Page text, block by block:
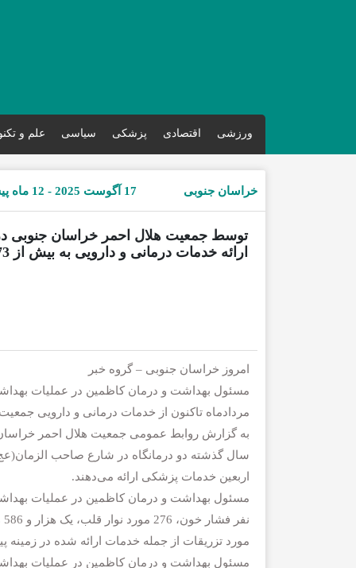
ورزشی اقتصادی پزشکی سیاسی علم و
خراسان جنوبی 17 آگوست 2025 - 12 ماه پیش
توسط جمعیت هلال احمر خراسان جنوبی
ارائه خدمات درمانی و دارویی به بیش از 73 هزار زائر اربعین حسینی
امروز خراسان جنوبی – گروه خبر
مردادماه تاکنون از خدمات درمانی و دارویی
به گزارش روابط عمومی جمعیت هلال احمر خراسان
سال گذشته دو درمانگاه در شارع صاحب
اربعین خدمات پزشکی ارائه می‌دهند.
مورد تزریقات از جمله خدمات ارائه شده در زمینه